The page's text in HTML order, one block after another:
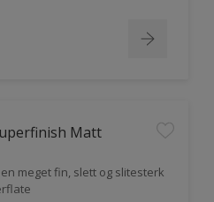
Matt
en meget fin, slett og slitesterk